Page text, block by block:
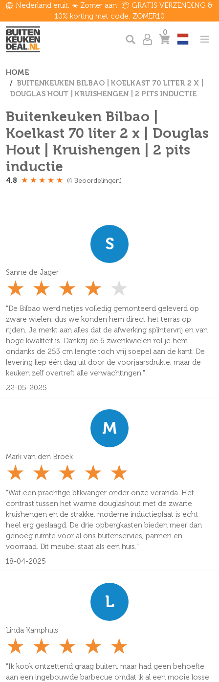
🦁 Nederland eruit. ☀️ Zomer aan! 📦 GRATIS VERZENDING &
10% korting met code: ZOMER10
0
HOME
BUITENKEUKEN BILBAO | KOELKAST 70 LITER 2 X |
DOUGLAS HOUT | KRUISHENGEN | 2 PITS INDUCTIE
Buitenkeuken Bilbao |
Koelkast 70 liter 2 x | Douglas
Hout | Kruishengen | 2 pits
inductie
4.8 ★ ★ ★ ★ ★ (4 Beoordelingen)
S
Sanne de Jager
★ ★ ★ ★ ★
"De Bilbao werd netjes volledig gemonteerd geleverd op
zware wielen, dus we konden hem direct het terras op
rijden. Je merkt aan alles dat de afwerking splintervrij en van
hoge kwaliteit is. Dankzij de 6 zwenkwielen rol je hem
ondanks de 253 cm lengte toch vrij soepel aan de kant. De
levering liep één dag uit door de voorjaarsdrukte, maar de
keuken zelf overtreft alle verwachtingen."
22-05-2025
M
Mark van den Broek
★ ★ ★ ★ ★
"Wat een prachtige blikvanger onder onze veranda. Het
contrast tussen het warme douglashout met de zwarte
kruishengen en de strakke, moderne inductieplaat is echt
heel erg geslaagd. De drie opbergkasten bieden meer dan
genoeg ruimte voor al ons buitenservies, pannen en
voorraad. Dit meubel staat als een huis."
18-04-2025
L
Linda Kamphuis
★ ★ ★ ★ ★
"Ik kook ontzettend graag buiten, maar had geen behoefte
aan een ingebouwde barbecue omdat ik al een mooie losse